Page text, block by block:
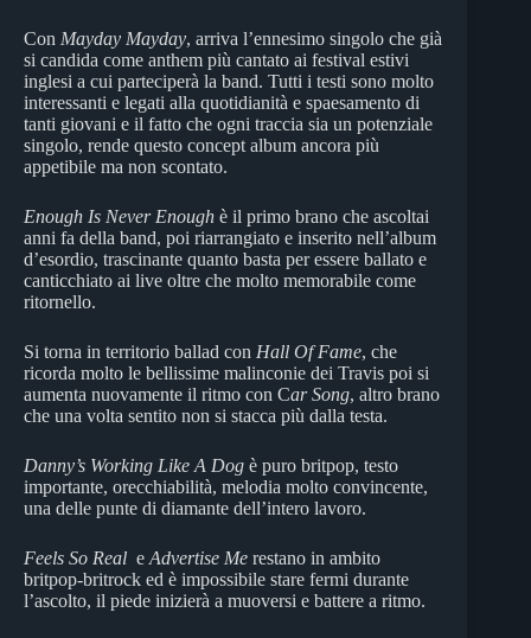
Con Mayday Mayday, arriva l’ennesimo singolo che già
si candida come anthem più cantato ai festival estivi
inglesi a cui parteciperà la band. Tutti i testi sono molto
interessanti e legati alla quotidianità e spaesamento di
tanti giovani e il fatto che ogni traccia sia un potenziale
singolo, rende questo concept album ancora più
appetibile ma non scontato.
Enough Is Never Enough è il primo brano che ascoltai
anni fa della band, poi riarrangiato e inserito nell’album
d’esordio, trascinante quanto basta per essere ballato e
canticchiato ai live oltre che molto memorabile come
ritornello.
Si torna in territorio ballad con Hall Of Fame, che
ricorda molto le bellissime malinconie dei Travis poi si
aumenta nuovamente il ritmo con Car Song, altro brano
che una volta sentito non si stacca più dalla testa.
Danny’s Working Like A Dog è puro britpop, testo
importante, orecchiabilità, melodia molto convincente,
una delle punte di diamante dell’intero lavoro.
Feels So Real e Advertise Me restano in ambito
britpop-britrock ed è impossibile stare fermi durante
l’ascolto, il piede inizierà a muoversi e battere a ritmo.